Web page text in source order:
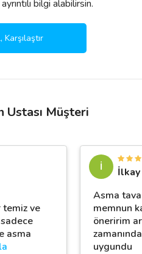
bilgi alabilirsin.
Ustası Müşteri
ve
asma
İ
İlkay
Asma
memnun
öneririm
uygundu